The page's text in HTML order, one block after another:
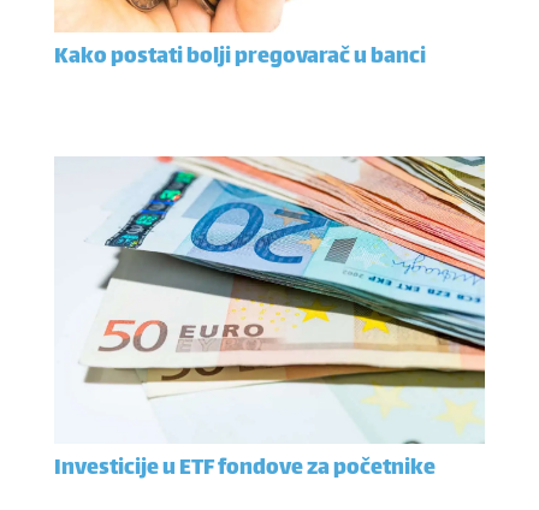
Kako postati bolji pregovarač u banci
Investicije u ETF fondove za početnike